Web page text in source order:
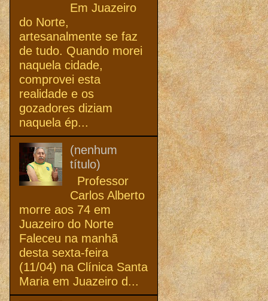
Em Juazeiro
do Norte,
artesanalmente se faz
de tudo. Quando morei
naquela cidade,
comprovei esta
realidade e os
gozadores diziam
naquela ép...
(nenhum
título)
Professor
Carlos Alberto
morre aos 74 em
Juazeiro do Norte
Faleceu na manhã
desta sexta-feira
(11/04) na Clínica Santa
Maria em Juazeiro d...